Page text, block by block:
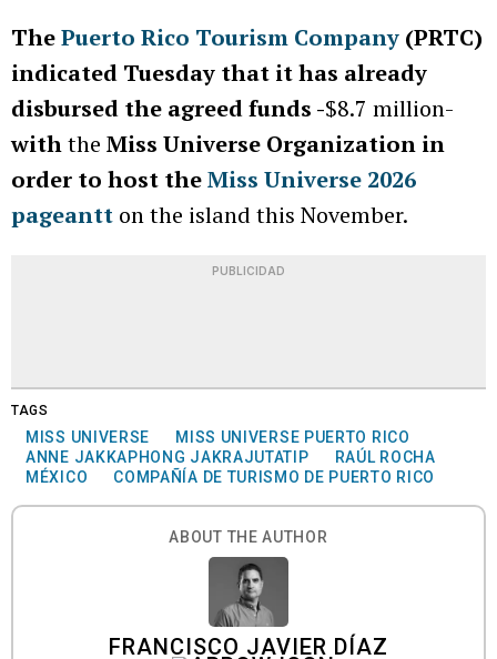
ThePuerto Rico Tourism Company (PRTC)
indicated Tuesday that it has already
disbursed the agreed funds -$8.7 million-
withthe Miss Universe Organization in
order to host theMiss Universe 2026
pageantt on the island this November.
PUBLICIDAD
TAGS
MISS UNIVERSE
MISS UNIVERSE PUERTO RICO
ANNE JAKKAPHONG JAKRAJUTATIP
RAÚL ROCHA
MÉXICO
COMPAÑÍA DE TURISMO DE PUERTO RICO
ABOUT THE AUTHOR
FRANCISCO JAVIER DÍAZ